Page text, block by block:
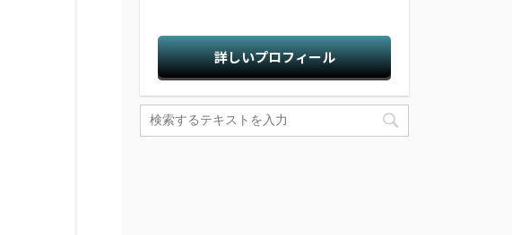
詳しいプロフィール